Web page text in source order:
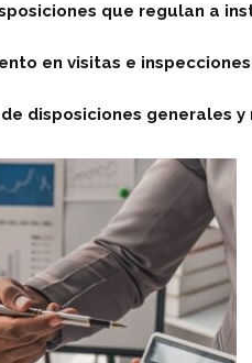
que regulan a
en visitas e
disposiciones generales